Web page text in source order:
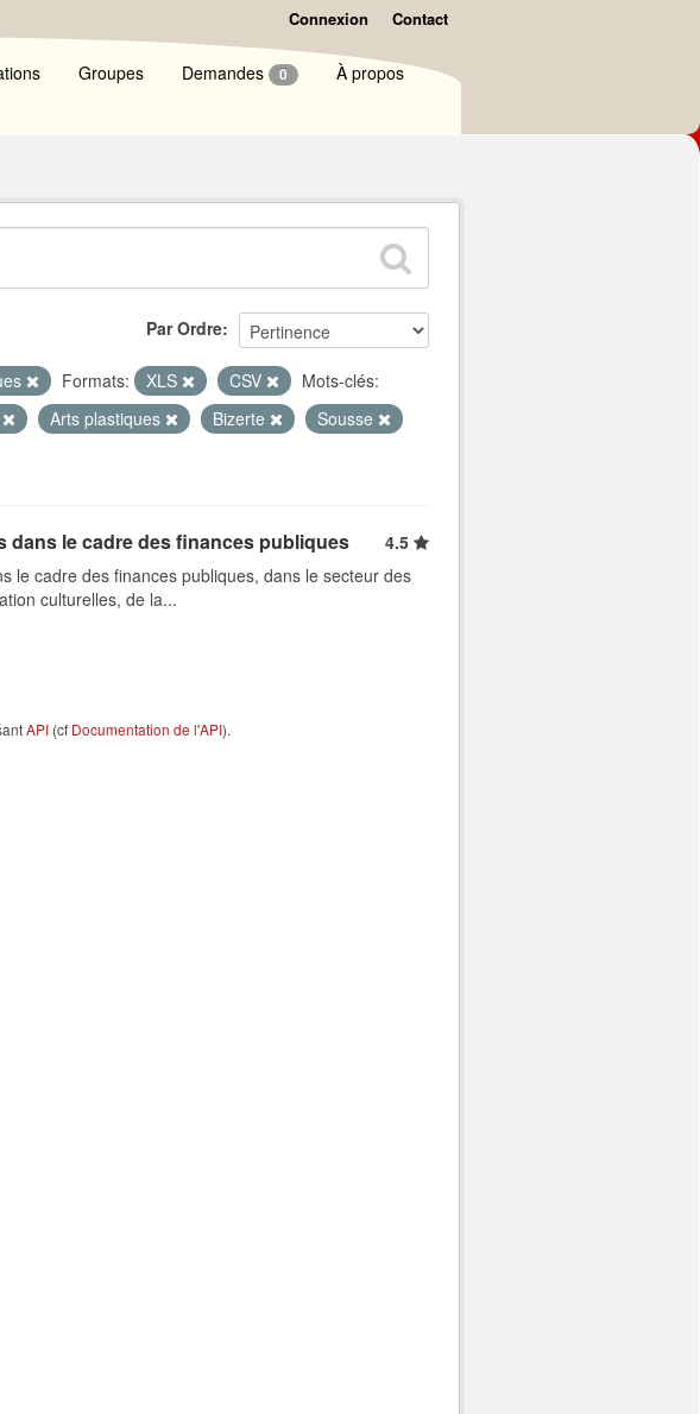
Connexion Contact
Groupes Demandes 0 À propos
Par Ordre
Formats: XLS CSV
Mots-clés:
Arts plastiques Bizerte
Sousse
le cadre des finances publiques
4.5
le cadre des finances publiques, dans le secteur des
culturelles, de la...
API (cf Documentation de l'API).